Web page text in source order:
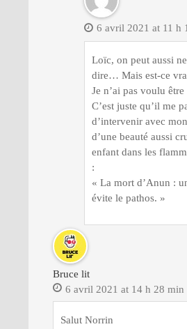
6 avril 2021 at 11 h
Loïc, on peut aussi
dire… Mais est-ce
Je n’ai pas voulu
C’est juste qu’il me
d’intervenir avec
d’une beauté aussi
enfant dans les
:
« La mort d’Anun :
évite le pathos. »
Bruce lit
6 avril 2021 at 14 h 28 min
Salut Norrin